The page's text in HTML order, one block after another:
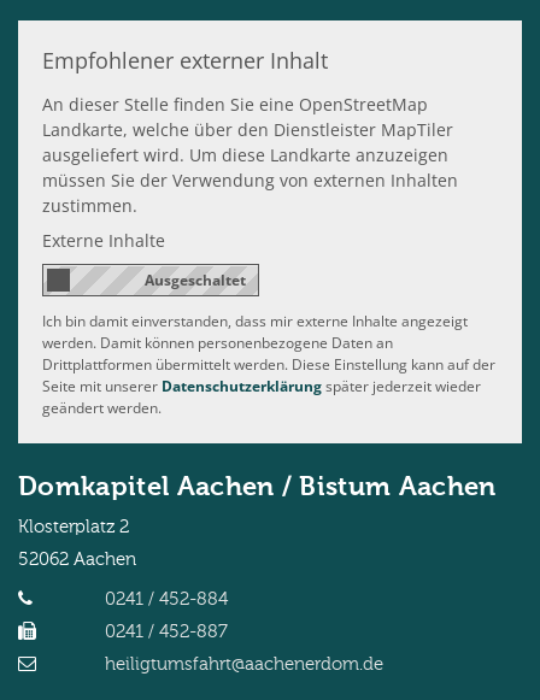
Empfohlener externer Inhalt
An dieser Stelle finden Sie eine OpenStreetMap
Landkarte, welche über den Dienstleister MapTiler
ausgeliefert wird. Um diese Landkarte anzuzeigen
müssen Sie der Verwendung von externen Inhalten
zustimmen.
Externe Inhalte
Ich bin damit einverstanden, dass mir externe Inhalte angezeigt
werden. Damit können personenbezogene Daten an
Drittplattformen übermittelt werden. Diese Einstellung kann auf der
Seite mit unserer Datenschutzerklärungspäter jederzeit wieder
geändert werden.
Domkapitel Aachen / Bistum Aachen
Klosterplatz 2
52062 Aachen
0241 / 452-884
0241 / 452-887
heiligtumsfahrt@aachenerdom.de